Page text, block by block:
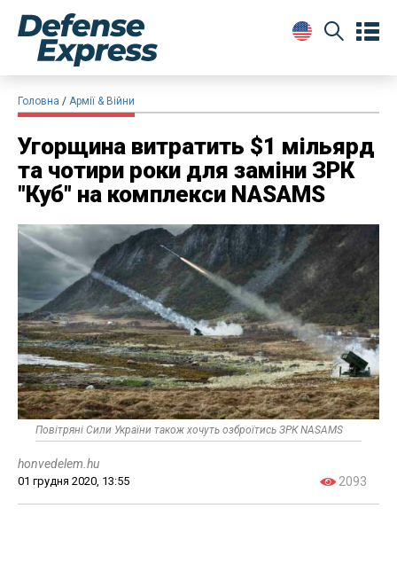
Головна Армії & Війни
Угорщина витратить $1 мільярд
та чотири роки для заміни ЗРК
"Куб" на комплекси NASAMS
Повітряні Сили України також хочуть озброїтись ЗРК NASAMS
honvedelem.hu
01 грудня 2020, 13:55 2093